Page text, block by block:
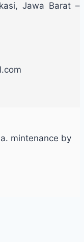
Jawa Barat –
mintenance by